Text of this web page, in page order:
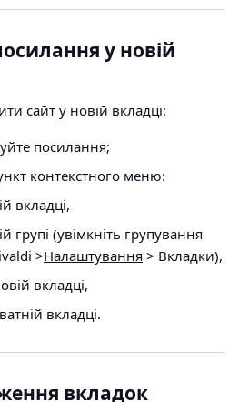
у новій
сайт у новій вкладці:
посилання;
контекстного меню:
вкладці,
групі (увімкніть групування
>Налаштування > Вкладки),
вкладці,
вкладці.
вкладок